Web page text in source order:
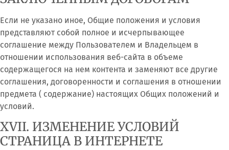
Если не указано иное, Общие положения и условия
представляют собой полное и исчерпывающее
соглашение между Пользователем и Владельцем в
отношении использования веб-сайта в объеме
содержащегося на нем контента и заменяют все другие
соглашения, договоренности и соглашения в отношении
предмета ( содержание) настоящих Общих положений и
условий.
XVII. ИЗМЕНЕНИЕ УСЛОВИЙ
СТРАНИЦА В ИНТЕРНЕТЕ